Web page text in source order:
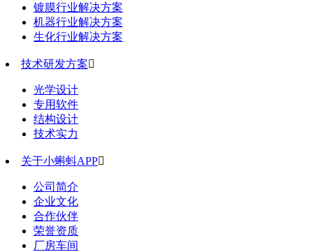
镀膜行业解决方案
机器行业解决方案
生化行业解决方案
技术研发方案
光学设计
专用软件
结构设计
技术实力
关于小蝌蚪APP
公司简介
企业文化
合作伙伴
荣誉资质
厂房车间